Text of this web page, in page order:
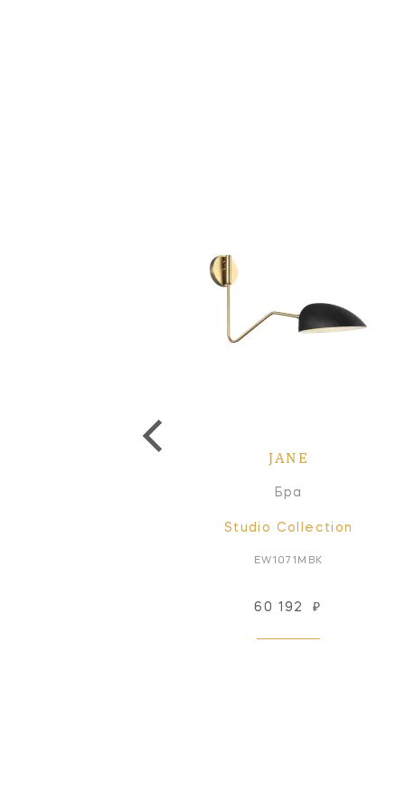
JANE
Бра
Studio Collection
EW1071MBK
60 192 ₽